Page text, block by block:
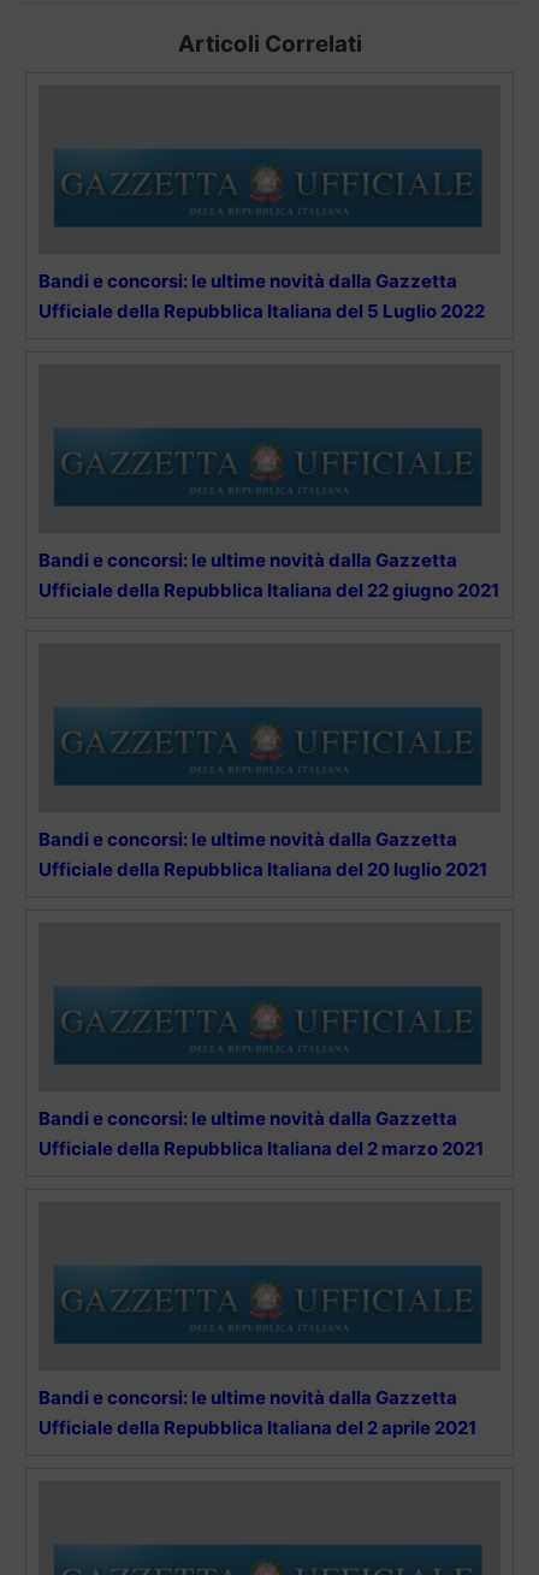
Articoli Correlati
Bandi e concorsi: le ultime novità dalla Gazzetta
Ufficiale della Repubblica Italiana del 5 Luglio 2022
Bandi e concorsi: le ultime novità dalla Gazzetta
Ufficiale della Repubblica Italiana del 22 giugno 2021
Bandi e concorsi: le ultime novità dalla Gazzetta
Ufficiale della Repubblica Italiana del 20 luglio 2021
Bandi e concorsi: le ultime novità dalla Gazzetta
Ufficiale della Repubblica Italiana del 2 marzo 2021
Bandi e concorsi: le ultime novità dalla Gazzetta
Ufficiale della Repubblica Italiana del 2 aprile 2021